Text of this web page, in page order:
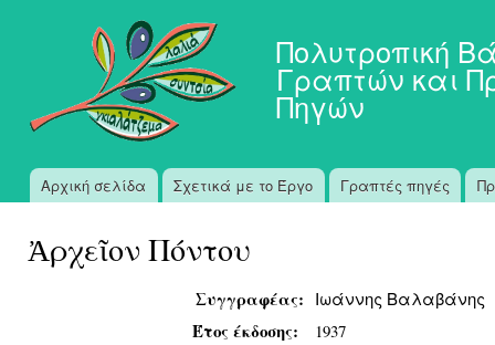
Πολυτροπική
Γραπτών και
Πηγών
Κύριο μενού
Αρχική σελίδα Σχετικά με το Έργο Γραπτές πηγές
Ἀρχεῖον Πόντου
Συγγραφέας: Ιωάννης Βαλαβάνης
Έτος έκδοσης: 1937